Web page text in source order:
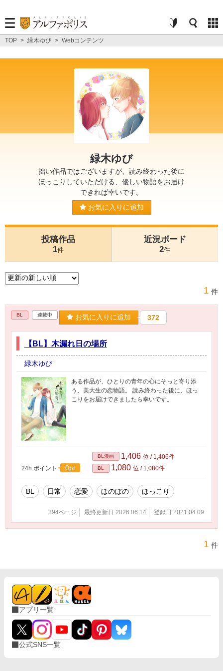
TOP > 緑木ゆび > Webコンテンツ
緑木ゆび
拙い作品ではございますが、読み終わった後に
ほっこりしていただける、優しい物語をお届け
できれば幸いです。
お気に入りに追加
投稿作品
1件
近況ボード
2件
1 件
BL 連載中 お気に入りに追加 372
【BL】木漏れ日の場所
緑木ゆび
ある作品が、ひとりの青年の心にそっと寄り添
う、美大生の恋物語。 読み終わった後に、ほっ
こりをお届けできましたら幸いです。
24h.ポイント 0pt
BL漫画 1,406 位 / 1,406件
BL 1,080 位 / 1,080件
BL 日常 恋愛 ほのぼの ほっこり
394ページ 最終更新日 2026.06.14 登録日 2021.04.09
1 件
アプリ一覧
公式SNS一覧